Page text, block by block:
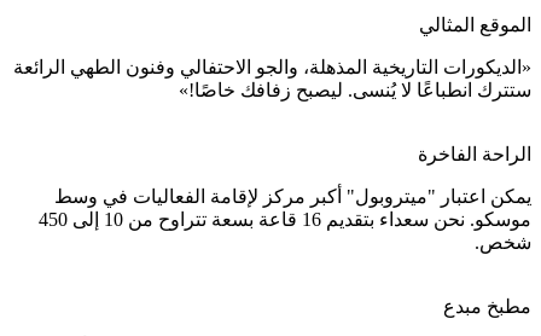
الموقع المثالي
«الديكورات التاريخية المذهلة، والجو الاحتفالي وفنون الطهي الرائعة
ستترك انطباعًا لا يُنسى. ليصبح زفافك خاصًا!»
الراحة الفاخرة
يمكن اعتبار "ميتروبول" أكبر مركز لإقامة الفعاليات في وسط
موسكو. نحن سعداء بتقديم 16 قاعة بسعة تتراوح من 10 إلى 450
شخص.
مطبخ مبدع